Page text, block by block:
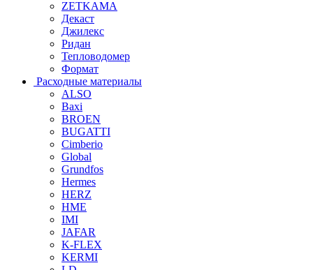
ZETKAMA
Декаст
Джилекс
Ридан
Тепловодомер
Формат
Расходные материалы
ALSO
Baxi
BROEN
BUGATTI
Cimberio
Global
Grundfos
Hermes
HERZ
HME
IMI
JAFAR
K-FLEX
KERMI